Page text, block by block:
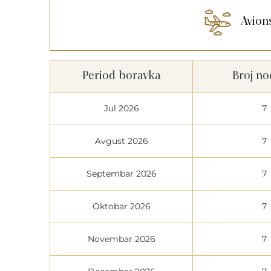
Period boravka Broj
Jul 2026 7
Avgust 2026 7
Septembar 2026 7
Oktobar 2026 7
Novembar 2026 7